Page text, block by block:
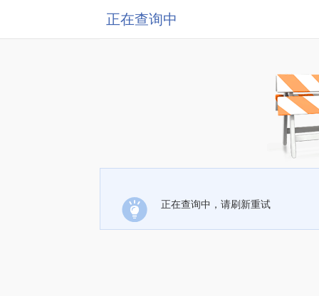
正在查询中
正在查询中，请刷新重试